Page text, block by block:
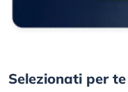
Selezionati per te